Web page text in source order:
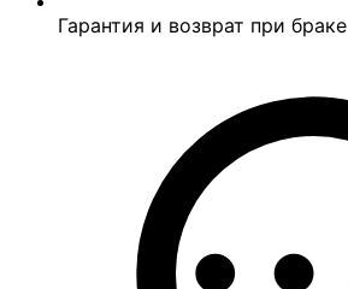
Гарантия и возврат при браке